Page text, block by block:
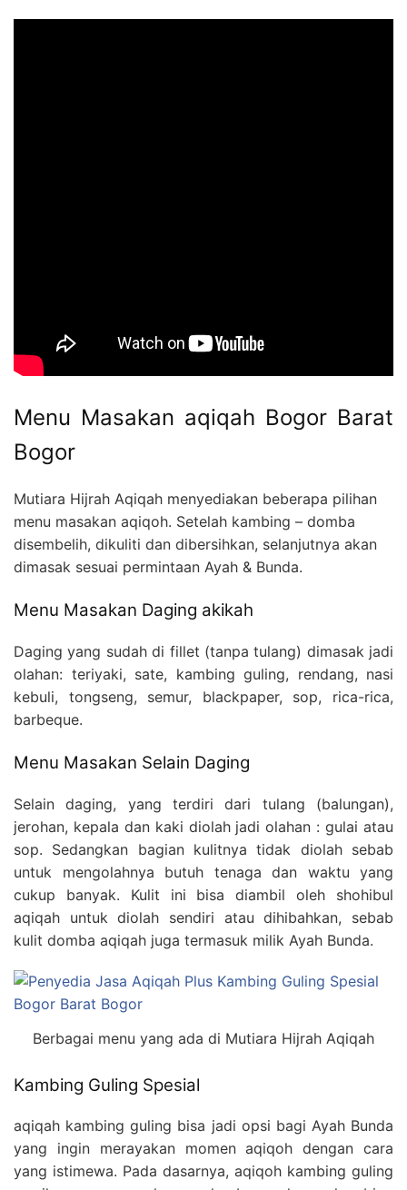
Menu Masakan aqiqah Bogor Barat
Bogor
Mutiara Hijrah Aqiqah menyediakan beberapa pilihan
menu masakan aqiqoh. Setelah kambing – domba
disembelih, dikuliti dan dibersihkan, selanjutnya akan
dimasak sesuai permintaan Ayah & Bunda.
Menu Masakan Daging akikah
Daging yang sudah di fillet (tanpa tulang) dimasak jadi
olahan: teriyaki, sate, kambing guling, rendang, nasi
kebuli, tongseng, semur, blackpaper, sop, rica-rica,
barbeque.
Menu Masakan Selain Daging
Selain daging, yang terdiri dari tulang (balungan),
jerohan, kepala dan kaki diolah jadi olahan : gulai atau
sop. Sedangkan bagian kulitnya tidak diolah sebab
untuk mengolahnya butuh tenaga dan waktu yang
cukup banyak. Kulit ini bisa diambil oleh shohibul
aqiqah untuk diolah sendiri atau dihibahkan, sebab
kulit domba aqiqah juga termasuk milik Ayah Bunda.
Berbagai menu yang ada di Mutiara Hijrah Aqiqah
Kambing Guling Spesial
aqiqah kambing guling bisa jadi opsi bagi Ayah Bunda
yang ingin merayakan momen aqiqoh dengan cara
yang istimewa. Pada dasarnya, aqiqoh kambing guling